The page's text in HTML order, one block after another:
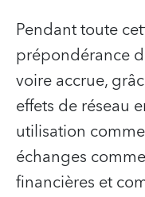
Pendant toute
prépondérance
voire accrue,
effets de réseau
utilisation
échanges
financières et